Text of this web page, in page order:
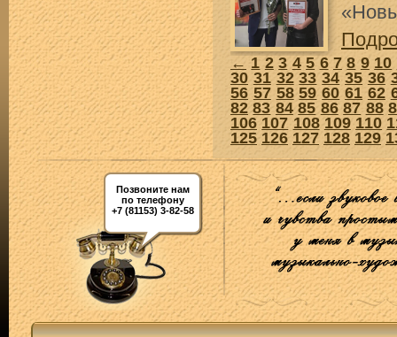
← 1 2 3 4 5 6 7 8 9 10
30 31 32 33 34 35 36
56 57 58 59 60 61 62
82 83 84 85 86 87 88
106 107 108 109 110
125 126 127 128 129
Позвоните нам
по телефону
+7 (81153) 3-82-58